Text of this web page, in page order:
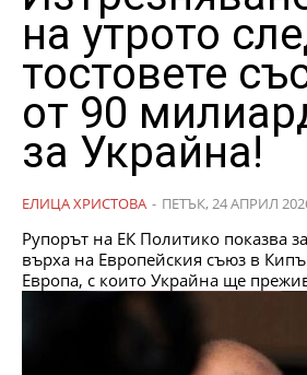
на утрото
тостовете
от 90
за Украйна!
ЕЛИЦА ХРИСТОВА - ПЕТЪК, 24 АПРИЛ
Рупорът на ЕК Политико показва
върха на Европейския съюз в Кипър: Милиардите
Европа, с които Украйна ще